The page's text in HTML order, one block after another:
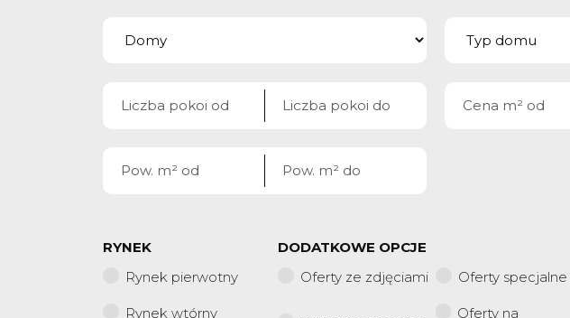
RYNEK
Rynek pierwotny
Rynek wtórny
DODATKOWE OPCJE
Oferty ze zdjęciami
Oferty specjalne
Oferty na